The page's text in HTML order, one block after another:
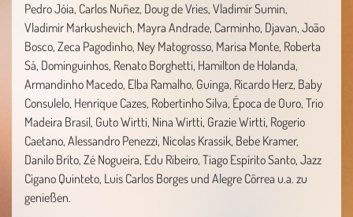
Pedro Jóia, Carlos Nuñez, Doug de Vries, Vladimir Sumin,
Vladimir Markushevich, Mayra Andrade, Carminho, Djavan, João
Bosco, Zeca Pagodinho, Ney Matogrosso, Marisa Monte, Roberta
Sá, Dominguinhos, Renato Borghetti, Hamilton de Holanda,
Armandinho Macedo, Elba Ramalho, Guinga, Ricardo Herz, Baby
Consulelo, Henrique Cazes, Robertinho Silva, Época de Ouro, Trio
Madeira Brasil, Guto Wirtti, Nina Wirtti, Grazie Wirtti, Rogerio
Caetano, Alessandro Penezzi, Nicolas Krassik, Bebe Kramer,
Danilo Brito, Zé Nogueira, Edu Ribeiro, Tiago Espírito Santo, Jazz
Cigano Quinteto, Luis Carlos Borges und Alegre Côrrea u.a. zu
genießen.